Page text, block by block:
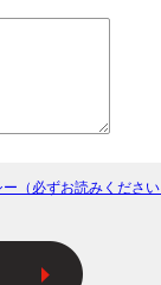
（必ずお読みくださ